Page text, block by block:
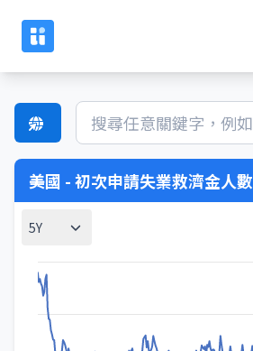
美國 - 初次申請失業救濟金人數
5Y